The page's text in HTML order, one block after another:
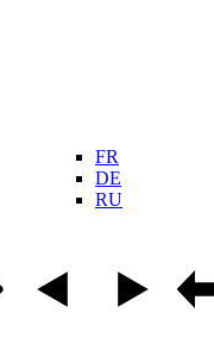
FR
DE
RU